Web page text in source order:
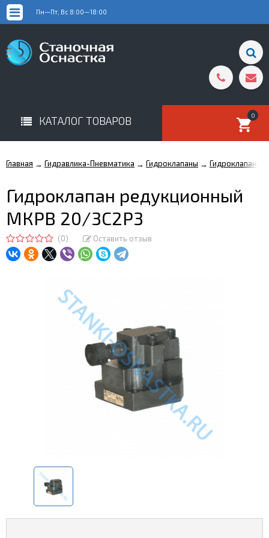
Пн—Пт, Вс 8:00—18:00
КАТАЛОГ ТОВАРОВ 0
Главная → Гидравлика-Пневматика → Гидроклапаны → Гидроклапаны
Гидроклапан редукционный
МКРВ 20/3С2Р3
(0) Оставить отзыв